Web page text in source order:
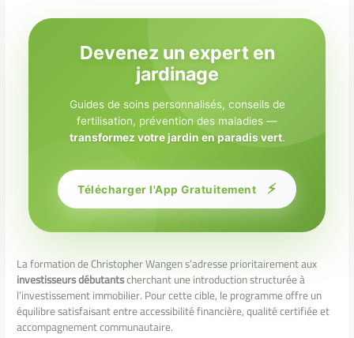
Devenez un expert en
jardinage
Guides de soins personnalisés, conseils de
fertilisation, prévention des maladies —
transformez votre jardin en paradis vert.
Télécharger l'App Gratuitement ⚡
La formation de Christopher Wangen s’adresse prioritairement aux
investisseurs débutantscherchant une introduction structurée à
l’investissement immobilier. Pour cette cible, le programme offre un
équilibre satisfaisant entre accessibilité financière, qualité certifiée et
accompagnement communautaire.